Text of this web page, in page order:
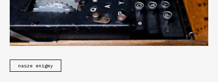
nasze enigmy